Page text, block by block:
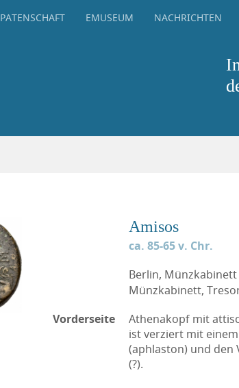
PATENSCHAFT EMUSEUM NACHRICHTEN
Amisos
ca. 85-65 v. Chr.
Berlin,
Münzkabinett,
Vorderseite
Athenakopf mit
ist verziert mit
(aphlaston) und
(?).